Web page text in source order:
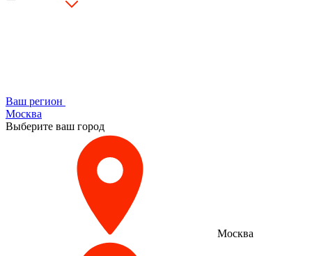
Ваш регион
Москва
Выберите ваш город
Москва